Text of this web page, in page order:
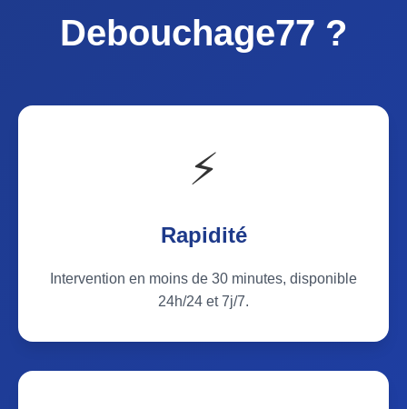
Debouchage77 ?
⚡
Rapidité
Intervention en moins de 30 minutes, disponible
24h/24 et 7j/7.